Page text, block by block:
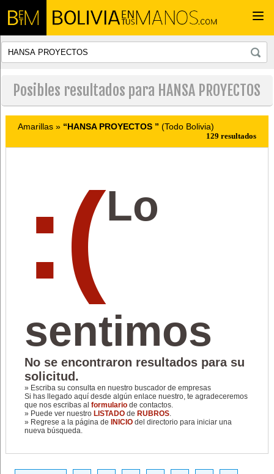
Posibles resultados para HANSA PROYECTOS
Amarillas » “HANSA PROYECTOS ” (Todo Bolivia)
129 resultados
:(Lo
sentimos
No se encontraron resultados para su
solicitud.
» Escriba su consulta en nuestro buscador de empresas
Si has llegado aquí desde algún enlace nuestro, te agradeceremos
que nos escribas alformulario de contactos.
» Puede ver nuestro LISTADO de RUBROS.
» Regrese a la página de
INICIO del directorio para iniciar una
nueva búsqueda.